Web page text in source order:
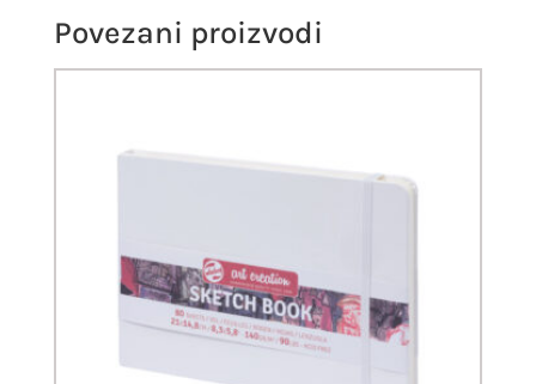
Povezani proizvodi